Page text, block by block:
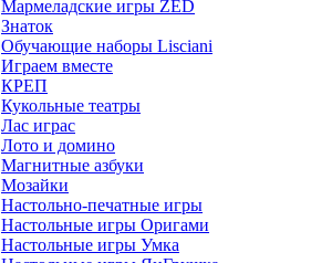
Мармеладские игры ZED
Знаток
Обучающие наборы Lisciani
Играем вместе
КРЕП
Кукольные театры
Лас играс
Лото и домино
Магнитные азбуки
Мозайки
Настольно-печатные игры
Настольные игры Оригами
Настольные игры Умка